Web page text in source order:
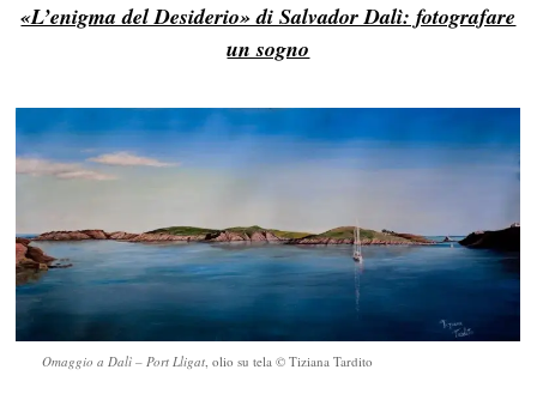
«L’enigma del Desiderio» di Salvador Dalì: fotografare
un sogno
Omaggio a Dalì – Port Lligat, olio su tela © Tiziana Tardito